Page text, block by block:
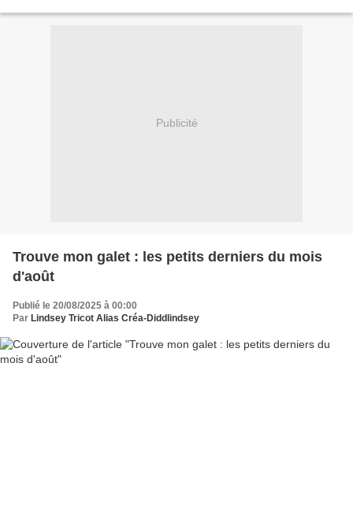
Publicité
Trouve mon galet : les petits derniers du mois
d'août
Publié le 20/08/2025 à 00:00
Par Lindsey Tricot Alias Créa-Diddlindsey